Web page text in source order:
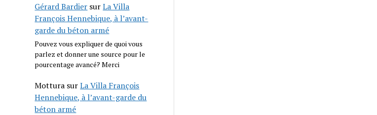
Gérard Bardier surLa Villa
François Hennebique, à l’avant-
garde du béton armé
Pouvez vous expliquer de quoi vous
parlez et donner une source pour le
pourcentage avancé? Merci
Mottura surLa Villa François
Hennebique, à l’avant-garde du
béton armé